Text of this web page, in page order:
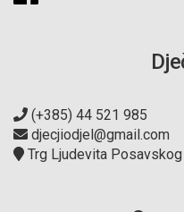
(+385) 44 521 985
djecjiodjel@gmail.com
Trg Ljudevita